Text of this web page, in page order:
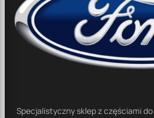
Specjalistyczny sklep z częściami